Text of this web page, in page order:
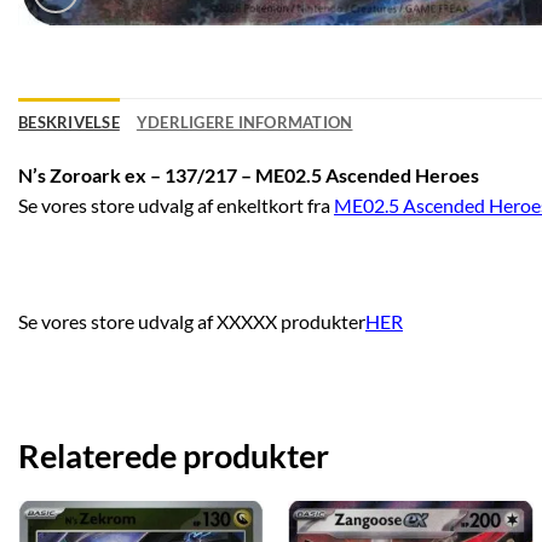
BESKRIVELSE YDERLIGERE INFORMATION
N’s Zoroark ex – 137/217 – ME02.5 Ascended Heroes
Se vores store udvalg af enkeltkort fra ME02.5 Ascended
Se vores store udvalg af XXXXX produkterHER
Relaterede produkter